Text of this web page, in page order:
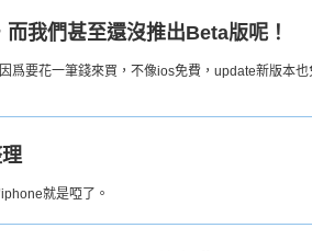
我們甚至還沒推出Beta版呢！
要花一筆錢來買，不像ios免費，update新版本
就是啞了。